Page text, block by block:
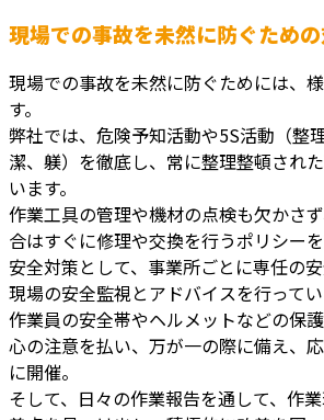
現場での事故を未然に防ぐため
現場での事故を未然に防ぐためには、
す。
弊社では、危険予知活動や5S活動（整
潔、躾）を徹底し、常に整理整頓され
います。
作業工具の管理や機材の点検も欠かさ
合はすぐに修理や交換を行うポリシーを
安全対策として、事業所ごとに専任の安
現場の安全監視とアドバイスを行ってい
作業員の安全帯やヘルメットなどの保
心の注意を払い、万が一の際に備え、
に開催。
そして、日々の作業報告を通して、作